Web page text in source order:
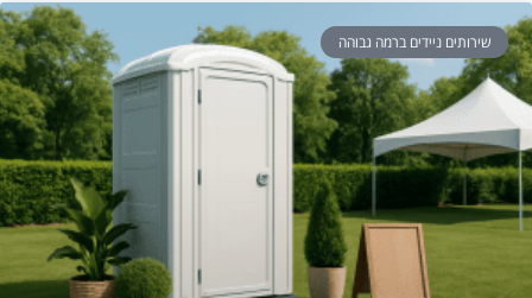
שירותים ניידים ברמה גבוהה